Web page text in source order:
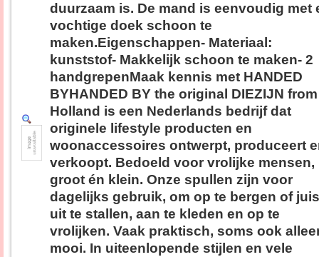
duurzaam is. De mand is eenvoudig met
vochtige doek schoon te
maken.Eigenschappen- Materiaal:
kunststof- Makkelijk schoon te maken- 2
handgrepenMaak kennis met HANDED
BYHANDED BY the original DIEZIJN from
Holland is een Nederlands bedrijf dat
originele lifestyle producten en
woonaccessoires ontwerpt, produceert
verkoopt. Bedoeld voor vrolijke mensen,
groot én klein. Onze spullen zijn voor
dagelijks gebruik, om op te bergen of
uit te stallen, aan te kleden en op te
vrolijken. Vaak praktisch, soms ook
mooi. In uiteenlopende stijlen en vele